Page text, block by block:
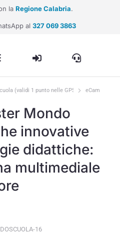
la Regione Calabria.
al 327 069 3863
(validi 1 punto nelle GPS) eCampus
Mondo
innovative
didattiche:
multimediale
16